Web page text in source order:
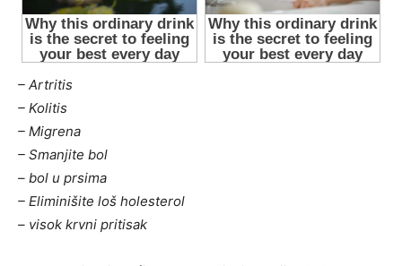
– Artritis
– Kolitis
– Migrena
– Smanjite bol
– bol u prsima
– Eliminišite loš holesterol
– visok krvni pritisak